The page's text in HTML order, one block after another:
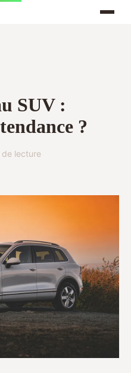
SUV :
?
lecture